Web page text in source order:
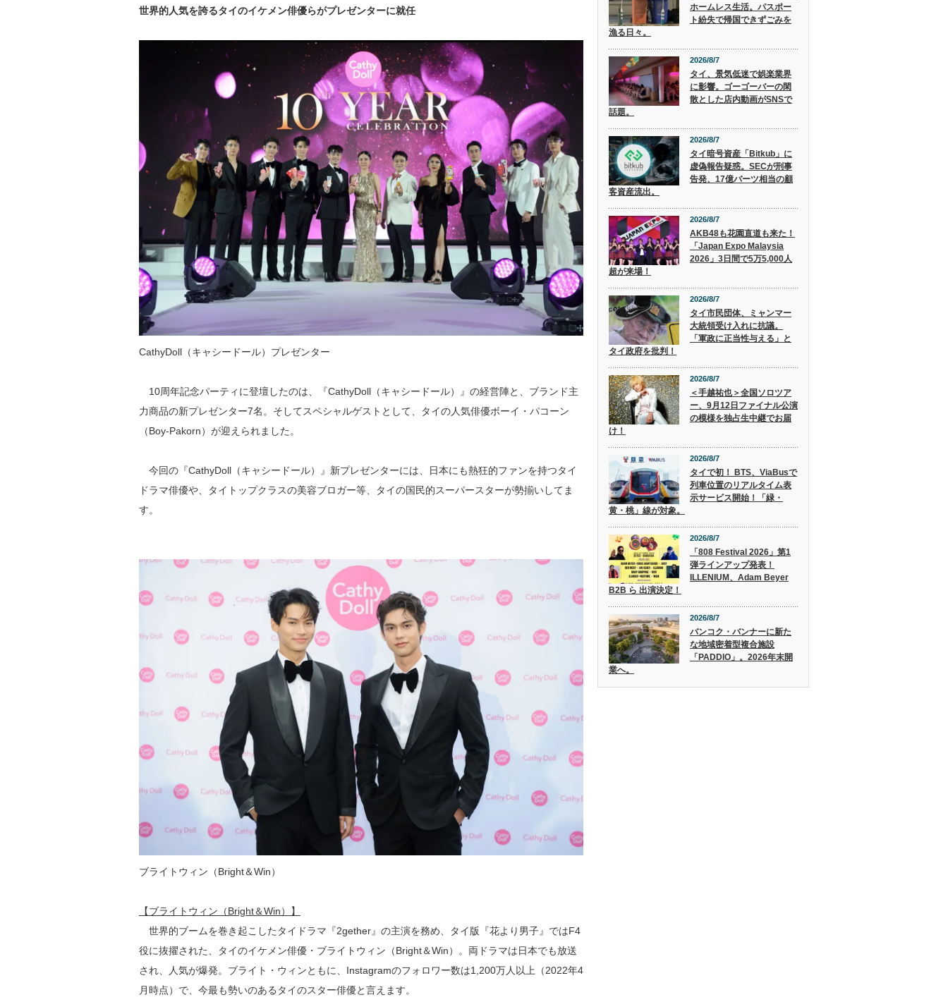
世界的人気を誇るタイのイケメン俳優らがプレゼンターに就任
CathyDoll（キャシードール）プレゼンター
10周年記念パーティに登壇したのは、『CathyDoll（キャシードール）』の経営陣と、ブランド主
力商品の新プレゼンター7名。そしてスペシャルゲストとして、タイの人気俳優ボーイ・パコーン
（Boy-Pakorn）が迎えられました。
今回の『CathyDoll（キャシードール）』新プレゼンターには、日本にも熱狂的ファンを持つタイ
ドラマ俳優や、タイトップクラスの美容ブロガー等、タイの国民的スーパースターが勢揃いしてま
す。
ブライトウィン（Bright＆Win）
【ブライトウィン（Bright＆Win）】
世界的ブームを巻き起こしたタイドラマ『2gether』の主演を務め、タイ版『花より男子』ではF4
役に抜擢された、タイのイケメン俳優・ブライトウィン（Bright＆Win）。両ドラマは日本でも放送
され、人気が爆発。ブライト・ウィンともに、Instagramのフォロワー数は1,200万人以上（2022年4
月時点）で、今最も勢いのあるタイのスター俳優と言えます。
ホームレス生活。パスポー
ト紛失で帰国できずごみを
漁る日々。
2026/8/7
タイ、景気低迷で娯楽業界
に影響。ゴーゴーバーの閑
散とした店内動画がSNSで
話題。
2026/8/7
タイ暗号資産「Bitkub」に
虚偽報告疑惑。SECが刑事
告発、17億バーツ相当の顧
客資産流出。
2026/8/7
AKB48も花園直道も来た！
「Japan Expo Malaysia
2026」3日間で5万5,000人
超が来場！
2026/8/7
タイ市民団体、ミャンマー
大統領受け入れに抗議。
「軍政に正当性与える」と
タイ政府を批判！
2026/8/7
＜手越祐也＞全国ソロツア
ー、9月12日ファイナル公演
の模様を独占生中継でお届
け！
2026/8/7
タイで初！ BTS、ViaBusで
列車位置のリアルタイム表
示サービス開始！「緑・
黄・桃」線が対象。
2026/8/7
「808 Festival 2026」第1
弾ラインアップ発表！
ILLENIUM、Adam Beyer
B2B ら 出演決定！
2026/8/7
バンコク・バンナーに新た
な地域密着型複合施設
「PADDIO」。2026年末開
業へ。